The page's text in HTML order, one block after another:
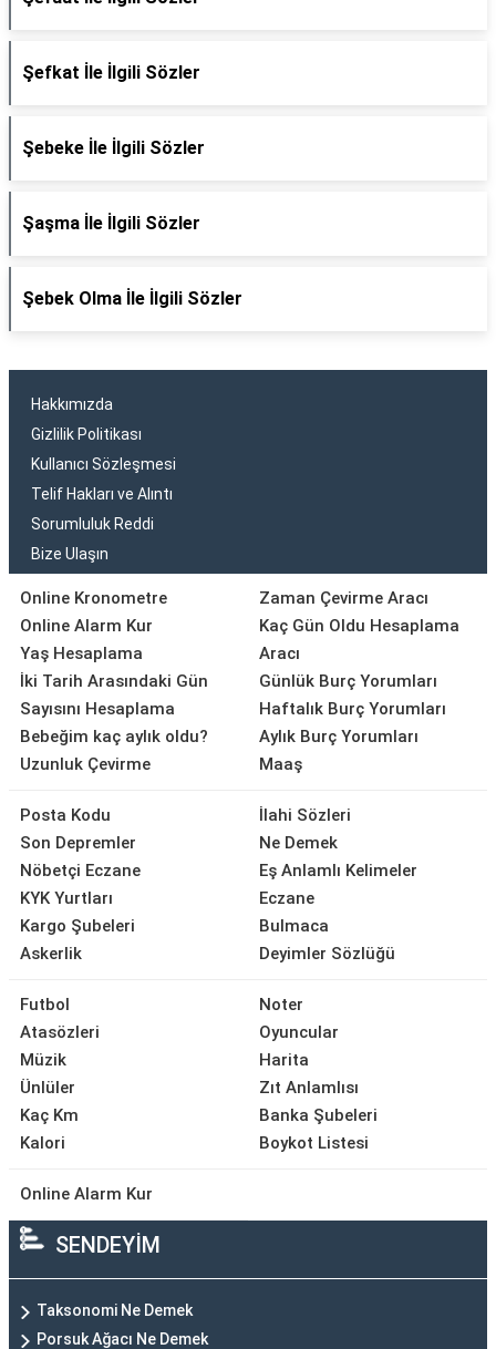
Şefkat İle İlgili Sözler
Şebeke İle İlgili Sözler
Şaşma İle İlgili Sözler
Şebek Olma İle İlgili Sözler
Hakkımızda
Gizlilik Politikası
Kullanıcı Sözleşmesi
Telif Hakları ve Alıntı
Sorumluluk Reddi
Bize Ulaşın
Online Kronometre
Online Alarm Kur
Yaş Hesaplama
İki Tarih Arasındaki Gün
Sayısını Hesaplama
Bebeğim kaç aylık oldu?
Uzunluk Çevirme
Zaman Çevirme Aracı
Kaç Gün Oldu Hesaplama
Aracı
Günlük Burç Yorumları
Haftalık Burç Yorumları
Aylık Burç Yorumları
Maaş
Posta Kodu
Son Depremler
Nöbetçi Eczane
KYK Yurtları
Kargo Şubeleri
Askerlik
İlahi Sözleri
Ne Demek
Eş Anlamlı Kelimeler
Eczane
Bulmaca
Deyimler Sözlüğü
Futbol
Atasözleri
Müzik
Ünlüler
Kaç Km
Kalori
Noter
Oyuncular
Harita
Zıt Anlamlısı
Banka Şubeleri
Boykot Listesi
Online Alarm Kur
SENDEYİM
Taksonomi Ne Demek
Porsuk Ağacı Ne Demek